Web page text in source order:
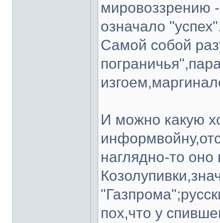
мировоззрению
означало
Самой собой
И можно какую
наглядно-то
пох,что у